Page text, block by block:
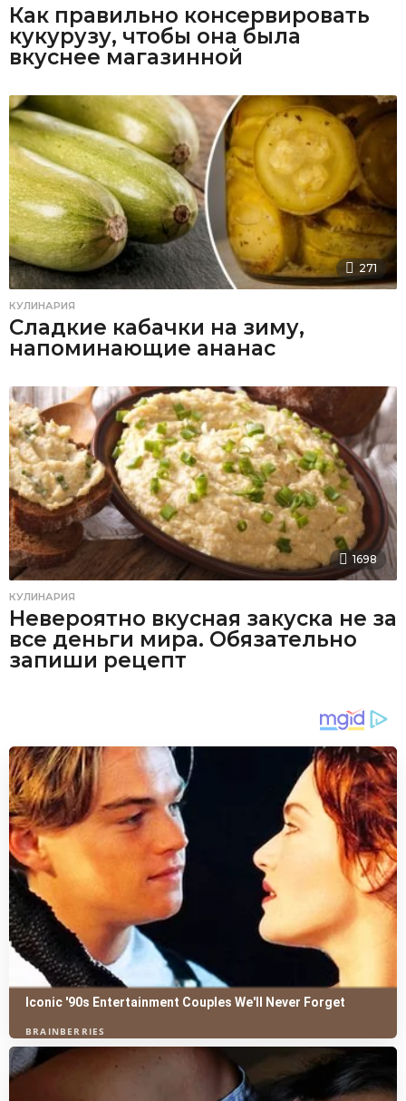
Как правильно консервировать
кукурузу, чтобы она была
вкуснее магазинной
271
КУЛИНАРИЯ
Сладкие кабачки на зиму,
напоминающие ананас
1698
КУЛИНАРИЯ
Невероятно вкусная закуска не за
все деньги мира. Обязательно
запиши рецепт